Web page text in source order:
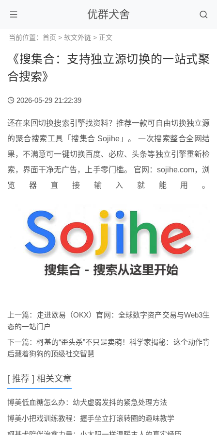
优群犬舍
当前位置： 首页 > 软文外链 > 正文
《搜集合：支持独立源切换的一站式聚
合搜索》
2026-05-29 21:22:39
还在来回切换搜索引擎找资料？推荐一款可自由切换独立源
的聚合搜索工具「搜集合 Sojihe」。 一次搜索整合全网结
果，不满意可一键切换百度、必应、头条等独立引擎重新检
索，界面干净无广告，上手零门槛。 官网：sojihe.com，浏
览器直接输入就能用。
上一篇： 走进欧易（OKX）官网：全球数字资产交易与Web3生
态的一站门户
下一篇：柯基的“歪头杀”不只是卖萌！科学家揭秘：这个动作背
后藏着狗狗的顶级社交智慧
[ 推荐 ] 相关文章
博美低血糖怎么办：幼犬虚弱发抖的紧急处理方法
博美小把戏训练教程：握手坐立打滚转圈的趣味教学